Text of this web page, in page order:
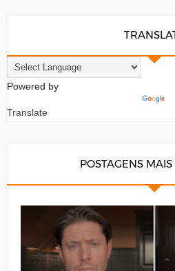
Powered by
Translate
POSTAGENS